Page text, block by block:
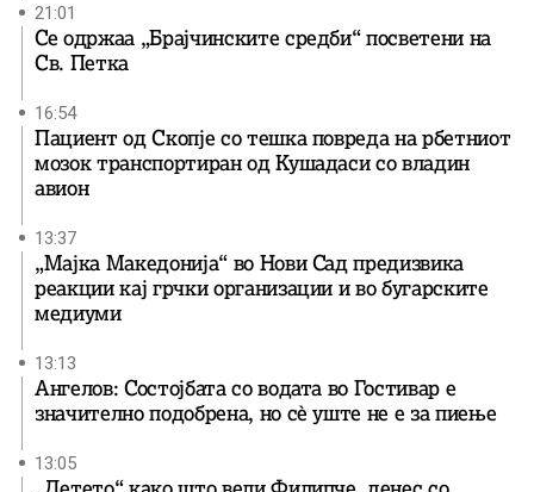
21:01
Се одржаа „Брајчинските средби“ посветени на
Св. Петка
16:54
Пациент од Скопје со тешка повреда на рбетниот
мозок транспортиран од Кушадаси со владин
авион
13:37
„Мајка Македонија“ во Нови Сад предизвика
реакции кај грчки организации и во бугарските
медиуми
13:13
Ангелов: Состојбата со водата во Гостивар е
значително подобрена, но сè уште не е за пиење
13:05